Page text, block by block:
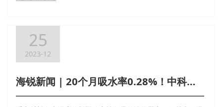
研制了生物质气凝胶/空心玻璃微球复合材料，推动生物质保
25
2023-12
海锐新闻 | 20个月吸水率0.28%！中科海锐浮力材料完成6000米海底长期驻留实验！